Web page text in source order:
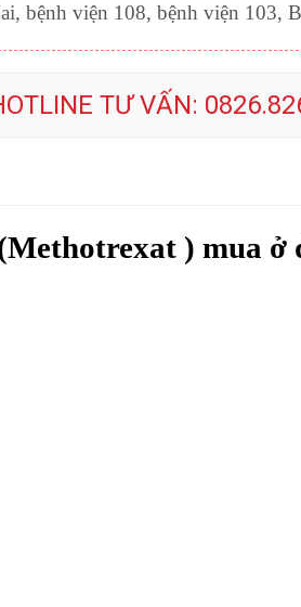
bệnh viện 108, bệnh viện 103,
TƯ VẤN:
) mua ở